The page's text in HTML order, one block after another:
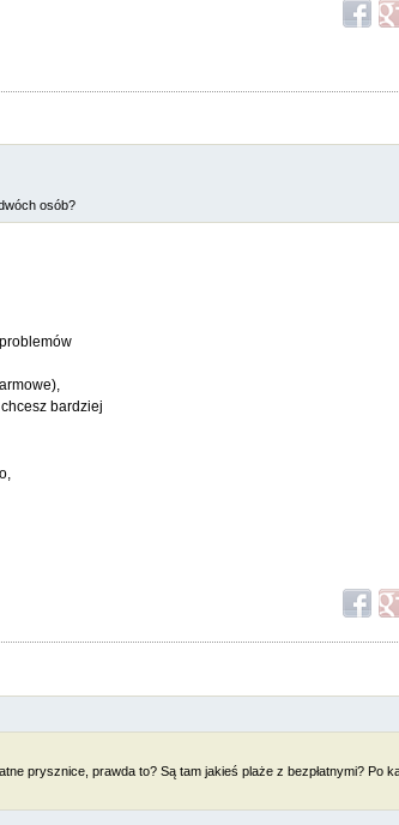
osób?
bardziej
prysznice, prawda to? Są tam jakieś plaże z bezpłatnymi? Po